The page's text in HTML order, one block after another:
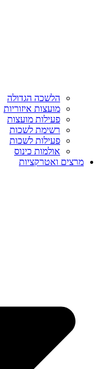
הלשכה הגדולה
מועצות איזוריות
פעילות מועצות
רשימת לשכות
פעילות לשכות
אולמות כינוס
מרצים ואטרקציות